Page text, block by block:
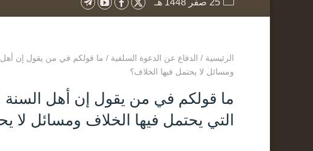
25 صفر 1448 هـ
الرئيسية / الدفاع عن الدعوة السلفية / ما قولكم في من يقول إن أهل
ومسائل لا يحتمل فيها الخلاف؟
ما قولكم في من يقول إن أهل السنة
التي يحتمل فيها الخلاف ومسائل لا